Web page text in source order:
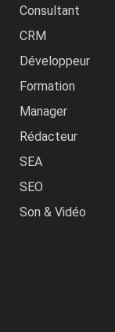
Consultant
CRM
Développeur
Formation
Manager
Rédacteur
SEA
SEO
Son & Vidéo